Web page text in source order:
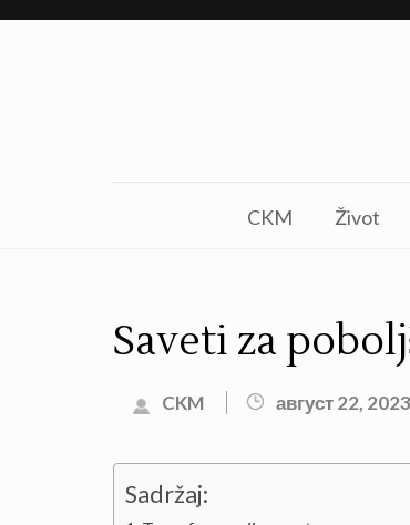
Skip
CKM Život
Saveti za
CKM август 22, 2023
Sadržaj: